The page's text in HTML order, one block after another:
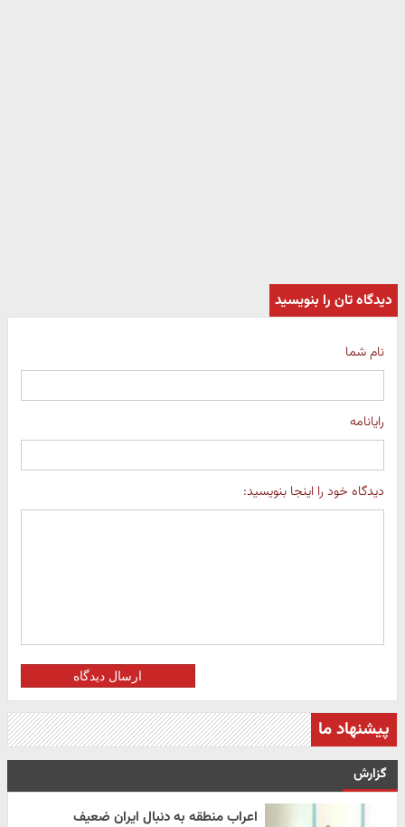
دیدگاه تان را بنویسید
نام شما
رایانامه
دیدگاه خود را اینجا بنویسید:
ارسال دیدگاه
پیشنهاد ما
گزارش
اعراب منطقه به دنبال ایران ضعیف